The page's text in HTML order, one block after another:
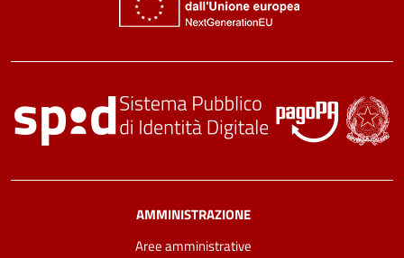
AMMINISTRAZIONE
Aree amministrative